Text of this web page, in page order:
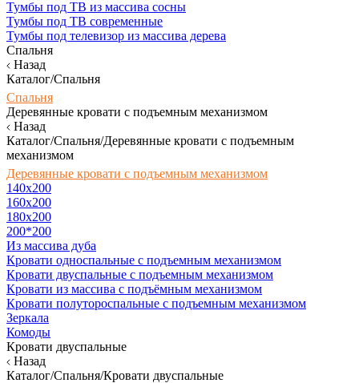
Тумбы под ТВ из массива сосны
Тумбы под ТВ современные
Тумбы под телевизор из массива дерева
Спальня
Назад
Каталог/Спальня
Спальня
Деревянные кровати с подъемным механизмом
Назад
Каталог/Спальня/Деревянные кровати с подъемным
механизмом
Деревянные кровати с подъемным механизмом
140x200
160х200
180х200
200*200
Из массива дуба
Кровати односпальные с подъемным механизмом
Кровати двуспальные с подъемным механизмом
Кровати из массива с подъёмным механизмом
Кровати полутороспальные с подъемным механизмом
Зеркала
Комоды
Кровати двуспальные
Назад
Каталог/Спальня/Кровати двуспальные